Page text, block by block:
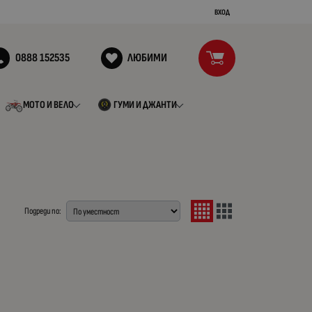
ВХОД
0888 152535 ЛЮБИМИ
МОТО И ВЕЛО ГУМИ И ДЖАНТИ
Подреди по: